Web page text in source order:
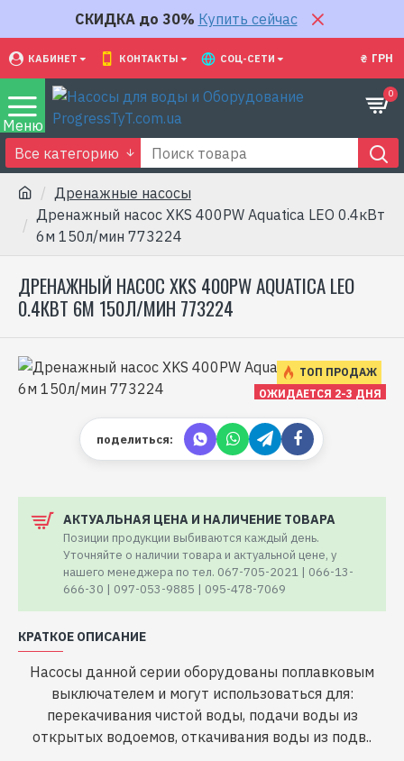
СКИДКА до 30% Купить сейчас
КАБИНЕТ КОНТАКТЫ СОЦ-СЕТИ ₴ ГРН
0
Все категорию
Дренажные насосы
Дренажный насос XKS 400PW Aquatica LEO 0.4кВт
6м 150л/мин 773224
ДРЕНАЖНЫЙ НАСОС XKS 400PW AQUATICA LEO
0.4КВТ 6М 150Л/МИН 773224
ТОП ПРОДАЖ
ОЖИДАЕТСЯ 2-3 ДНЯ
поделиться:
АКТУАЛЬНАЯ ЦЕНА И НАЛИЧЕНИЕ ТОВАРА
Позиции продукции выбиваются каждый день.
Уточняйте о наличии товара и актуальной цене, у
нашего менеджера по тел. 067-705-2021 | 066-13-
666-30 | 097-053-9885 | 095-478-7069
КРАТКОЕ ОПИСАНИЕ
Насосы данной серии оборудованы поплавковым
выключателем и могут использоваться для:
перекачивания чистой воды, подачи воды из
открытых водоемов, откачивания воды из подв..